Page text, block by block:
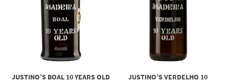
JUSTINO’S BOAL 10 YEARS OLD
JUSTINO’S VERDELHO 10